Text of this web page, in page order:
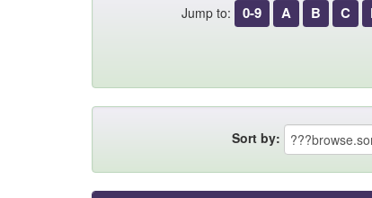
Jump to: 0-9 A B C
Sort by: